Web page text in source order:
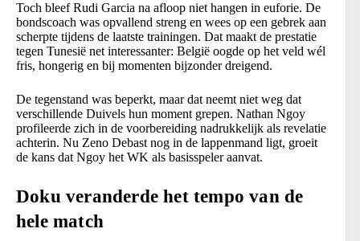
Toch bleef Rudi Garcia na afloop niet hangen in euforie. De
bondscoach was opvallend streng en wees op een gebrek aan
scherpte tijdens de laatste trainingen. Dat maakt de prestatie
tegen Tunesië net interessanter: België oogde op het veld wél
fris, hongerig en bij momenten bijzonder dreigend.
De tegenstand was beperkt, maar dat neemt niet weg dat
verschillende Duivels hun moment grepen. Nathan Ngoy
profileerde zich in de voorbereiding nadrukkelijk als revelatie
achterin. Nu Zeno Debast nog in de lappenmand ligt, groeit
de kans dat Ngoy het WK als basisspeler aanvat.
Doku veranderde het tempo van de
hele match